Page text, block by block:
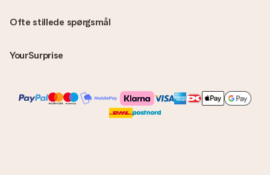
Ofte stillede spørgsmål
YourSurprise